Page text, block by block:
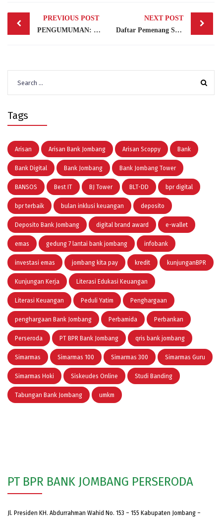
Post
navigation
PREVIOUS POST
PENGUMUMAN: Pembangunan Gedung Kantor PT. BPR Bank Jombang Perseroda (Peserta e-Tender)
NEXT POST
Daftar Pemenang Simarmas Guru Periode Ke Tigabelas
for:
Tags
Arisan Arisan Bank Jombang Arisan Scoppy Bank
Bank Digital Bank Jombang Bank Jombang Tower
BANSOS Best IT BJ Tower BLT-DD bpr digital
bpr terbaik bulan inklusi keuangan deposito
Deposito Bank Jombang digital brand award e-wallet
emas gedung 7 lantai bank jombang infobank
investasi emas jombang kita pay kredit kunjunganBPR
Kunjungan Kerja Literasi Edukasi Keuangan
Literasi Keuangan Peduli Yatim Penghargaan
penghargaan Bank Jombang Perbamida Perbankan
Perseroda PT BPR Bank Jombang qris bank jombang
Simarmas Simarmas 100 Simarmas 300 Simarmas Guru
Simarmas Hoki Siskeudes Online Studi Banding
Tabungan Bank Jombang umkm
PT BPR BANK JOMBANG PERSERODA
Jl. Presiden KH. Abdurrahman Wahid No. 153 – 155 Kabupaten Jombang –